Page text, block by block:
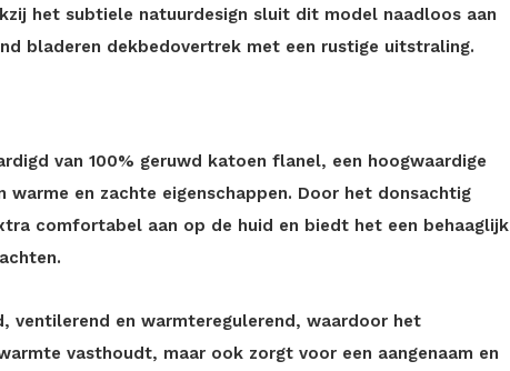
het subtiele natuurdesign sluit dit model naadloos aan
bladeren dekbedovertrek met een rustige uitstraling.
van 100% geruwd katoen flanel, een hoogwaardige
en zachte eigenschappen. Door het donsachtig
comfortabel aan op de huid en biedt het een behaaglijk
ventilerend en warmteregulerend, waardoor het
vasthoudt, maar ook zorgt voor een aangenaam en